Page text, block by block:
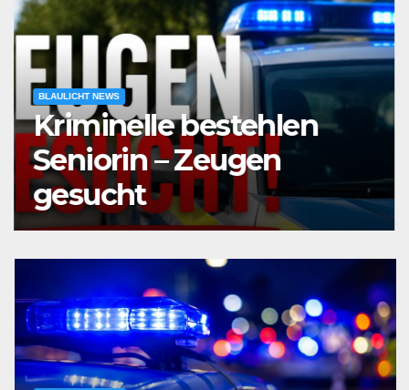
BLAULICHT NEWS
Kriminelle bestehlen
Seniorin – Zeugen
gesucht